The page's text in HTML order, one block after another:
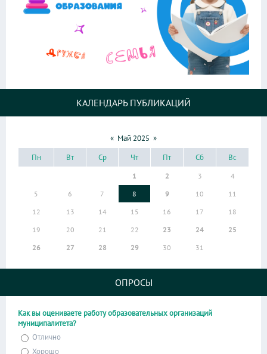
КАЛЕНДАРЬ ПУБЛИКАЦИЙ
« Май 2025 »
Пн
Вт Ср Чт Пт Сб Вс
1 2 3
4
5
6 7 8 9 10
11
12
13 14 15 16 17
18
19
20 21 22 23 24
25
26
27 28 29 30 31
ОПРОСЫ
Как вы оцениваете работу образовательных организаций
муниципалитета?
Отлично
Хорошо